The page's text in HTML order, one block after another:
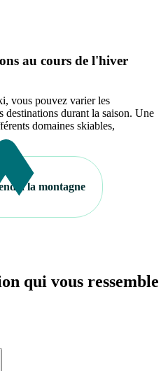
au cours de l'hiver
vous pouvez varier les
destinations durant la saison. Une
domaines skiables,
à la montagne
qui vous ressemble